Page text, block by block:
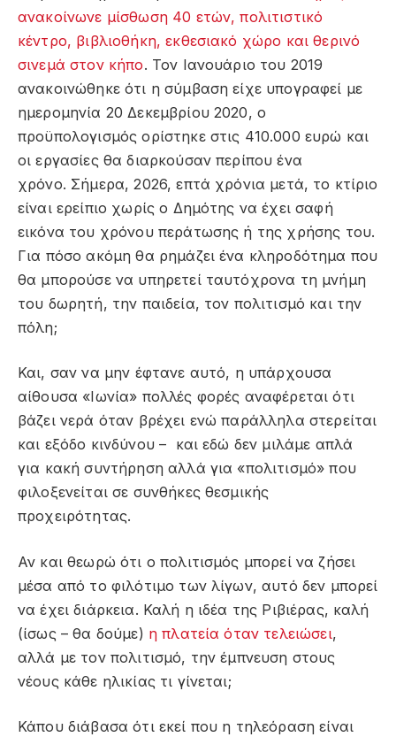
ανακοίνωνε μίσθωση 40 ετών, πολιτιστικό
κέντρο, βιβλιοθήκη, εκθεσιακό χώρο και θερινό
σινεμά στον κήπο. Τον Ιανουάριο του 2019
ανακοινώθηκε ότι η σύμβαση είχε υπογραφεί με
ημερομηνία 20 Δεκεμβρίου 2020, ο
προϋπολογισμός ορίστηκε στις 410.000 ευρώ και
οι εργασίες θα διαρκούσαν περίπου ένα
χρόνο. Σήμερα, 2026, επτά χρόνια μετά, το κτίριο
είναι ερείπιο χωρίς ο Δημότης να έχει σαφή
εικόνα του χρόνου περάτωσης ή της χρήσης του.
Για πόσο ακόμη θα ρημάζει ένα κληροδότημα που
θα μπορούσε να υπηρετεί ταυτόχρονα τη μνήμη
του δωρητή, την παιδεία, τον πολιτισμό και την
πόλη;
Και, σαν να μην έφτανε αυτό, η υπάρχουσα
αίθουσα «Ιωνία» πολλές φορές αναφέρεται ότι
βάζει νερά όταν βρέχει ενώ παράλληλα στερείται
και εξόδο κινδύνου – και εδώ δεν μιλάμε απλά
για κακή συντήρηση αλλά για «πολιτισμό» που
φιλοξενείται σε συνθήκες θεσμικής
προχειρότητας.
Αν και θεωρώ ότι ο πολιτισμός μπορεί να ζήσει
μέσα από το φιλότιμο των λίγων, αυτό δεν μπορεί
να έχει διάρκεια. Καλή η ιδέα της Ριβιέρας, καλή
(ίσως – θα δούμε) η πλατεία όταν τελειώσει,
αλλά με τον πολιτισμό, την έμπνευση στους
νέους κάθε ηλικίας τι γίνεται;
Κάπου διάβασα ότι εκεί που η τηλεόραση είναι